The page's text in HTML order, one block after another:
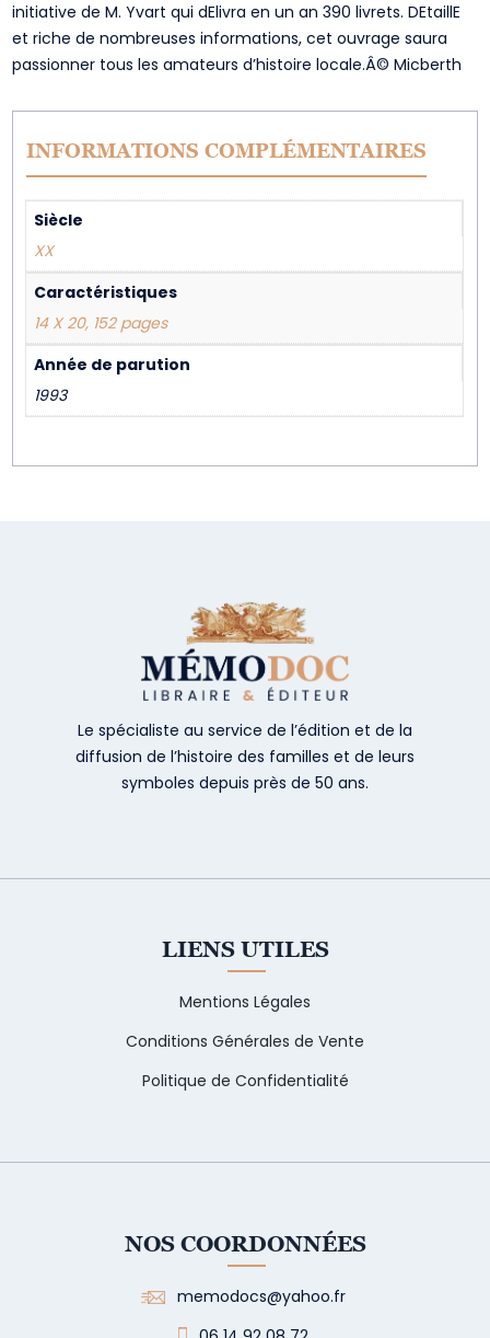
initiative de M. Yvart qui dElivra en un an 390 livrets. DEtaillE
et riche de nombreuses informations, cet ouvrage saura
passionner tous les amateurs d’histoire locale.Â© Micberth
INFORMATIONS COMPLÉMENTAIRES
Siècle
XX
Caractéristiques
14 X 20, 152 pages
Année de parution
1993
Le spécialiste au service de l’édition et de la
diffusion de l’histoire des familles et de leurs
symboles depuis près de 50 ans.
LIENS UTILES
Mentions Légales
Conditions Générales de Vente
Politique de Confidentialité
NOS COORDONNÉES
memodocs@yahoo.fr